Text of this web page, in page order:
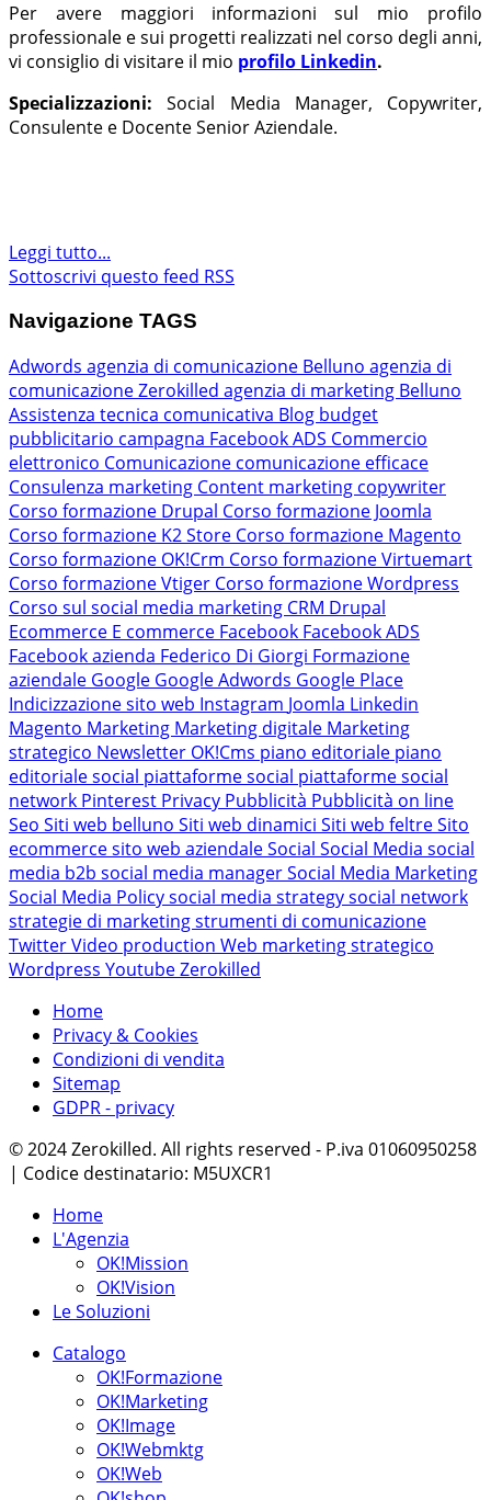
Per avere maggiori informazioni sul mio profilo
professionale e sui progetti realizzati nel corso degli anni,
vi consiglio di visitare il mio profilo Linkedin.
Specializzazioni:Social Media Manager, Copywriter,
Consulente e Docente Senior Aziendale.
Leggi tutto...
Sottoscrivi questo feed RSS
Navigazione TAGS
Adwords agenzia di comunicazione Belluno agenzia di
comunicazione Zerokilled agenzia di marketing Belluno
Assistenza tecnica comunicativa Blog budget
pubblicitario campagna Facebook ADS Commercio
elettronico Comunicazione comunicazione efficace
Consulenza marketing Content marketing copywriter
Corso formazione Drupal Corso formazione Joomla
Corso formazione K2 Store Corso formazione Magento
Corso formazione OK!Crm Corso formazione Virtuemart
Corso formazione Vtiger Corso formazione Wordpress
Corso sul social media marketing CRM Drupal
Ecommerce E commerce Facebook Facebook ADS
Facebook azienda Federico Di Giorgi Formazione
aziendale Google Google Adwords Google Place
Indicizzazione sito web Instagram Joomla Linkedin
Magento Marketing Marketing digitale Marketing
strategico Newsletter OK!Cms piano editoriale piano
editoriale social piattaforme social piattaforme social
network Pinterest Privacy Pubblicità Pubblicità on line
Seo Siti web belluno Siti web dinamici Siti web feltreSito
ecommercesito web aziendaleSocial Social Media social
media b2b social media managerSocial Media Marketing
Social Media Policysocial media strategysocial network
strategie di marketingstrumenti di comunicazione
TwitterVideo production Web marketing strategico
Wordpress YoutubeZerokilled
Home
Privacy & Cookies
Condizioni di vendita
Sitemap
GDPR - privacy
© 2024 Zerokilled. All rights reserved - P.iva 01060950258
| Codice destinatario: M5UXCR1
Home
L'Agenzia
OK!Mission
OK!Vision
Le Soluzioni
Catalogo
OK!Formazione
OK!Marketing
OK!Image
OK!Webmktg
OK!Web